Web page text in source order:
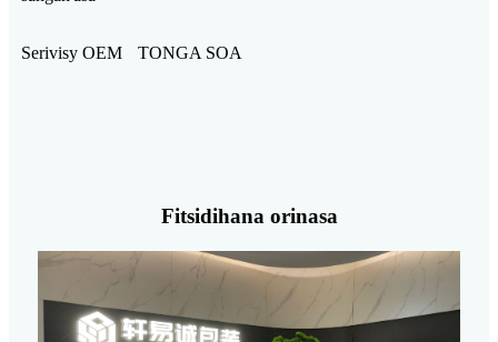
Serivisy OEM TONGA SOA
Fitsidihana orinasa